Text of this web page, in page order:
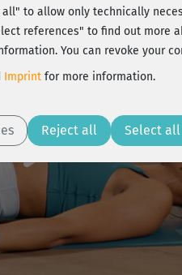
Play
to allow only technically
references" to find out more
You can revoke your
Imprint for more information.
Reject all Select all